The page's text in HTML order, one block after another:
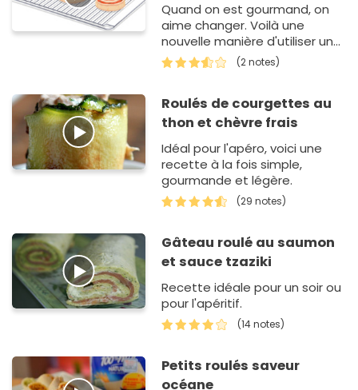
Quand on est gourmand, on
aime changer. Voilà une
nouvelle manière d'utiliser une
pâte à pizza.(2 notes)
Roulés de courgettes au
thon et chèvre frais
Idéal pour l'apéro, voici une
recette à la fois simple,
gourmande et légère.
(29 notes)
Gâteau roulé au saumon
et sauce tzaziki
Recette idéale pour un soir ou
pour l'apéritif.
(14 notes)
Petits roulés saveur
océane